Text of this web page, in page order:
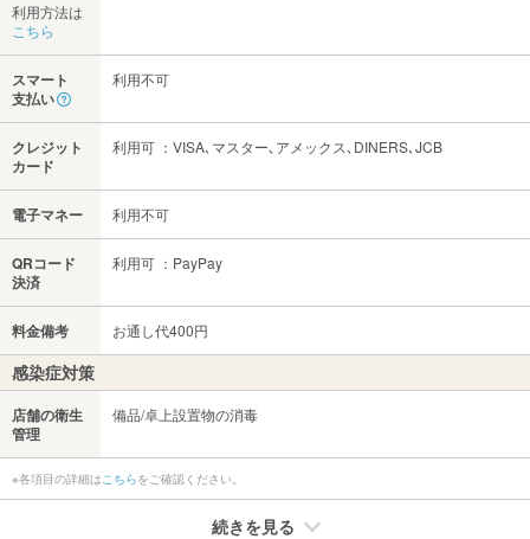
利用方法は
こちら
スマート
支払い
利用不可
クレジット
カード
利用可 ：VISA､マスター､アメックス､DINERS､JCB
電子マネー 利用不可
QRコード
決済
利用可 ：PayPay
料金備考 お通し代400円
感染症対策
店舗の衛生
管理
備品/卓上設置物の消毒
※各項目の詳細はこちらをご確認ください。
続きを見る